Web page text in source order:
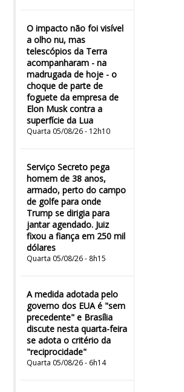
O impacto não foi visível
a olho nu, mas
telescópios da Terra
acompanharam - na
madrugada de hoje - o
choque de parte de
foguete da empresa de
Elon Musk contra a
superfície da Lua
Quarta 05/08/26 - 12h10
Serviço Secreto pega
homem de 38 anos,
armado, perto do campo
de golfe para onde
Trump se dirigia para
jantar agendado. Juiz
fixou a fiança em 250 mil
dólares
Quarta 05/08/26 - 8h15
A medida adotada pelo
governo dos EUA é "sem
precedente" e Brasília
discute nesta quarta-feira
se adota o critério da
"reciprocidade"
Quarta 05/08/26 - 6h14